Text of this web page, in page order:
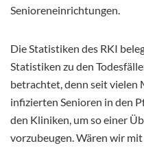
Senioreneinrichtungen.
Die Statistiken des RKI
Statistiken zu den
betrachtet, denn seit vielen
infizierten Senioren in den
den Kliniken, um so einer
vorzubeugen. Wären wir